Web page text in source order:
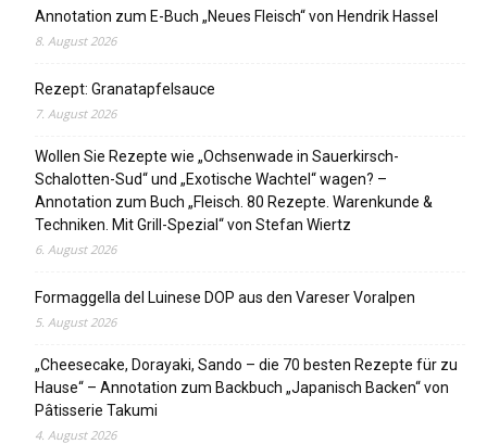
Annotation zum E-Buch „Neues Fleisch“ von Hendrik Hassel
8. August 2026
Rezept: Granatapfelsauce
7. August 2026
Wollen Sie Rezepte wie „Ochsenwade in Sauerkirsch-
Schalotten-Sud“ und „Exotische Wachtel“ wagen? –
Annotation zum Buch „Fleisch. 80 Rezepte. Warenkunde &
Techniken. Mit Grill-Spezial“ von Stefan Wiertz
6. August 2026
Formaggella del Luinese DOP aus den Vareser Voralpen
5. August 2026
„Cheesecake, Dorayaki, Sando – die 70 besten Rezepte für zu
Hause“ – Annotation zum Backbuch „Japanisch Backen“ von
Pâtisserie Takumi
4. August 2026